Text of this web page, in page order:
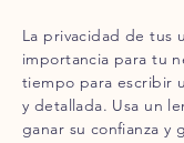
La privacidad de tus
importancia para tu
tiempo para escribir
y detallada. Usa un
ganar su confianza y